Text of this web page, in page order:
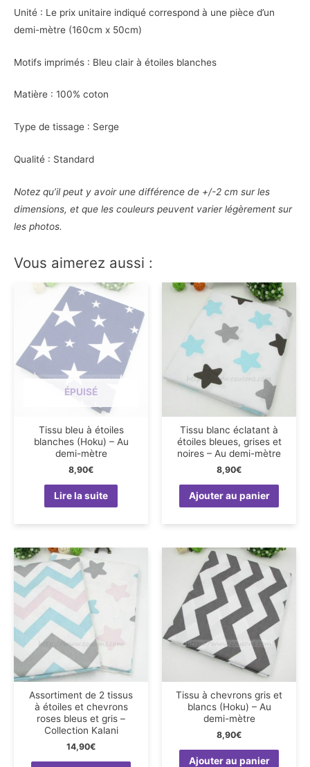
Unité : Le prix unitaire indiqué correspond à une pièce d’un
demi-mètre (160cm x 50cm)
Motifs imprimés : Bleu clair à étoiles blanches
Matière : 100% coton
Type de tissage : Serge
Qualité : Standard
Notez qu’il peut y avoir une différence de +/-2 cm sur les
dimensions, et que les couleurs peuvent varier légèrement sur
les photos.
Vous aimerez aussi :
ÉPUISÉ
Tissu bleu à étoiles
blanches (Hoku) – Au
demi-mètre
8,90€
Lire la suite
Tissu blanc éclatant à
étoiles bleues, grises et
noires – Au demi-mètre
8,90€
Ajouter au panier
Assortiment de 2 tissus
à étoiles et chevrons
roses bleus et gris –
Collection Kalani
14,90€
Tissu à chevrons gris et
blancs (Hoku) – Au
demi-mètre
8,90€
Ajouter au panier